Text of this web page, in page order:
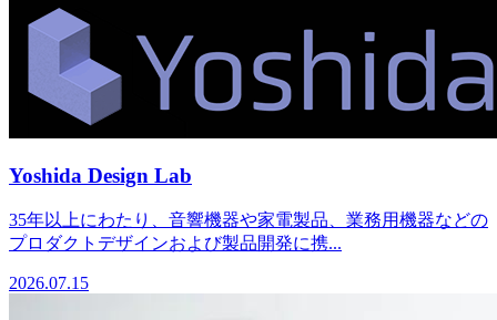
Yoshida Design Lab
35年以上にわたり、音響機器や家電製品、業務用機器などの
プロダクトデザインおよび製品開発に携...
2026.07.15